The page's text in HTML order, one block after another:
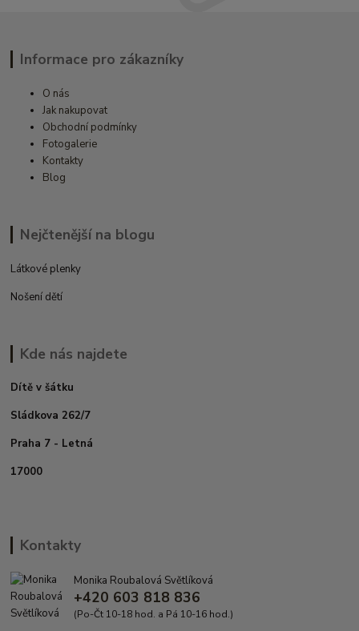
Informace pro zákazníky
O nás
Jak nakupovat
Obchodní podmínky
Fotogalerie
Kontakty
Blog
Nejčtenější na blogu
Látkové plenky
Nošení dětí
Kde nás najdete
Dítě v šátku
Sládkova 262/7
Praha 7 - Letná
17000
Kontakty
Monika Roubalová Světlíková
+420 603 818 836
(Po-Čt 10-18 hod. a Pá 10-16 hod.)